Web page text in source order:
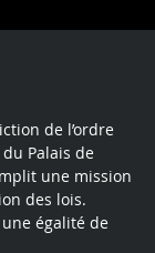
on
de l’ordre
Palais de
une mission
des lois.
égalité de